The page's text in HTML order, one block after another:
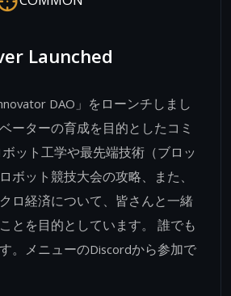
Launched
DAO」をローンチしまし
ーターの育成を目的としたコミ
ット工学や最先端技術（ブロッ
ボット競技大会の攻略、また、
ロ経済について、皆さんと一緒
とを目的としています。 誰でも
。メニューのDiscordから参加で